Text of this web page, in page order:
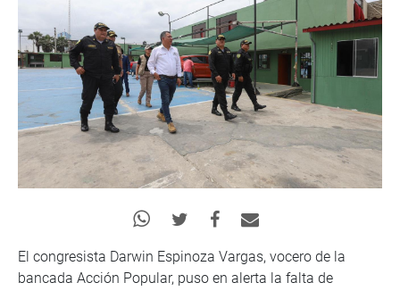
El congresista Darwin Espinoza Vargas, vocero de la
bancada Acción Popular, puso en alerta la falta de